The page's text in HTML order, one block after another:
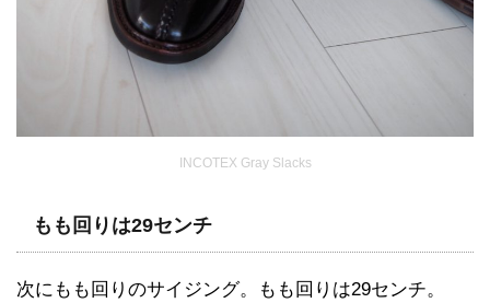
INCOTEX Gray Slacks
もも回りは29センチ
次にもも回りのサイジング。もも回りは29センチ。